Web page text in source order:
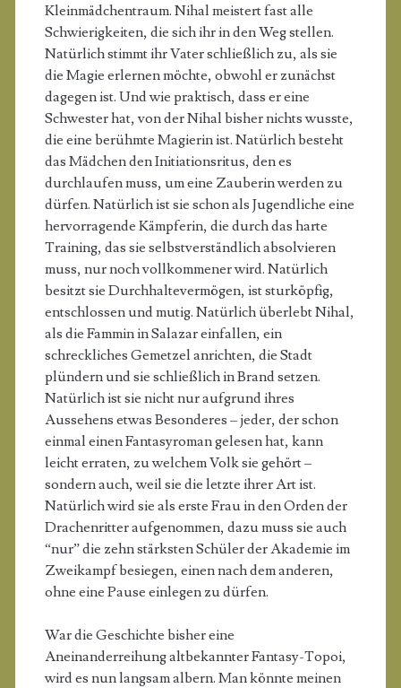
Kleinmädchentraum. Nihal meistert fast alle
Schwierigkeiten, die sich ihr in den Weg stellen.
Natürlich stimmt ihr Vater schließlich zu, als sie
die Magie erlernen möchte, obwohl er zunächst
dagegen ist. Und wie praktisch, dass er eine
Schwester hat, von der Nihal bisher nichts wusste,
die eine berühmte Magierin ist. Natürlich besteht
das Mädchen den Initiationsritus, den es
durchlaufen muss, um eine Zauberin werden zu
dürfen. Natürlich ist sie schon als Jugendliche eine
hervorragende Kämpferin, die durch das harte
Training, das sie selbstverständlich absolvieren
muss, nur noch vollkommener wird. Natürlich
besitzt sie Durchhaltevermögen, ist sturköpfig,
entschlossen und mutig. Natürlich überlebt Nihal,
als die Fammin in Salazar einfallen, ein
schreckliches Gemetzel anrichten, die Stadt
plündern und sie schließlich in Brand setzen.
Natürlich ist sie nicht nur aufgrund ihres
Aussehens etwas Besonderes – jeder, der schon
einmal einen Fantasyroman gelesen hat, kann
leicht erraten, zu welchem Volk sie gehört –
sondern auch, weil sie die letzte ihrer Art ist.
Natürlich wird sie als erste Frau in den Orden der
Drachenritter aufgenommen, dazu muss sie auch
“nur” die zehn stärksten Schüler der Akademie im
Zweikampf besiegen, einen nach dem anderen,
ohne eine Pause einlegen zu dürfen.
War die Geschichte bisher eine
Aneinanderreihung altbekannter Fantasy-Topoi,
wird es nun langsam albern. Man könnte meinen